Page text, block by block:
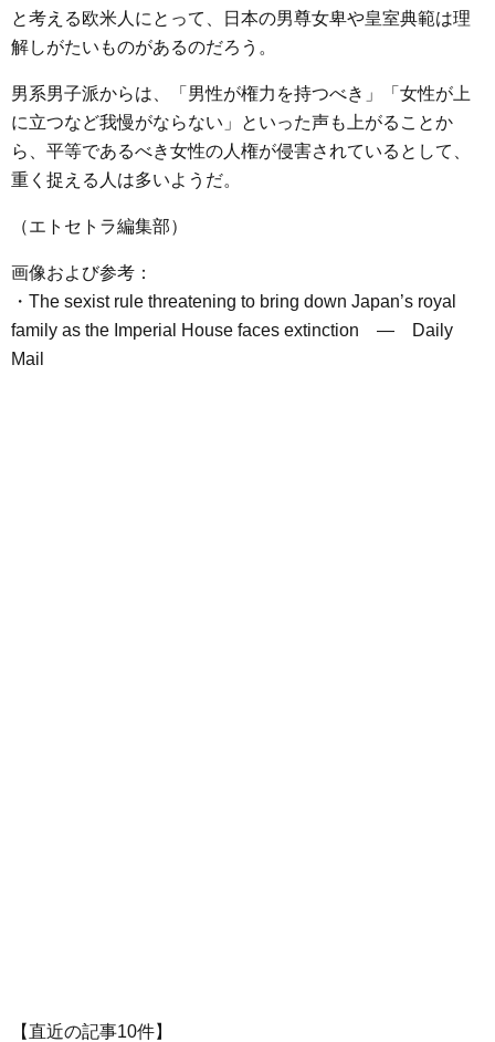
と考える欧米人にとって、日本の男尊女卑や皇室典範は理
解しがたいものがあるのだろう。
男系男子派からは、「男性が権力を持つべき」「女性が上
に立つなど我慢がならない」といった声も上がることか
ら、平等であるべき女性の人権が侵害されているとして、
重く捉える人は多いようだ。
（エトセトラ編集部）
画像および参考：
・The sexist rule threatening to bring down Japan’s royal
family as the Imperial House faces extinction ― Daily
Mail
【直近の記事10件】